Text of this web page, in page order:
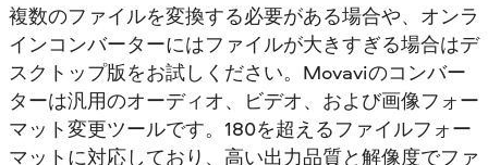
複数のファイルを変換する必要がある場合や、オンラ
インコンバーターにはファイルが大きすぎる場合はデ
スクトップ版をお試しください。Movaviのコンバー
ターは汎用のオーディオ、ビデオ、および画像フォー
マット変更ツールです。180を超えるファイルフォー
マットに対応しており、高い出力品質と解像度でファ